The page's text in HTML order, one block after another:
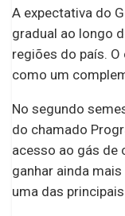
A expectativa do
gradual ao longo
regiões do país.
como um
No segundo
do chamado
acesso ao gás de
ganhar ainda
uma das